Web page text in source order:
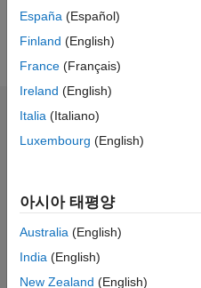
it for the
t-shirt.
추천
endorse
this
person
in a skill
España (Español)
Finland (English)
France (Français)
Ireland (English)
Italia (Italiano)
Luxembourg (English)
아시아 태평양
Australia (English)
India (English)
New Zealand (English)